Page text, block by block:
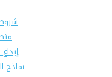
نماذج